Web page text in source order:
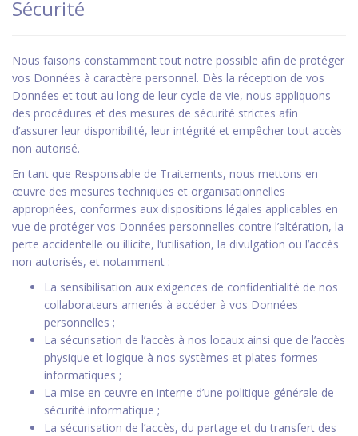
Sécurité
Nous faisons constamment tout notre possible afin de protéger
vos Données à caractère personnel. Dès la réception de vos
Données et tout au long de leur cycle de vie, nous appliquons
des procédures et des mesures de sécurité strictes afin
d’assurer leur disponibilité, leur intégrité et empêcher tout accès
non autorisé.
En tant que Responsable de Traitements, nous mettons en
œuvre des mesures techniques et organisationnelles
appropriées, conformes aux dispositions légales applicables en
vue de protéger vos Données personnelles contre l’altération, la
perte accidentelle ou illicite, l’utilisation, la divulgation ou l’accès
non autorisés, et notamment :
La sensibilisation aux exigences de confidentialité de nos
collaborateurs amenés à accéder à vos Données
personnelles ;
La sécurisation de l’accès à nos locaux ainsi que de l’accès
physique et logique à nos systèmes et plates-formes
informatiques ;
La mise en œuvre en interne d’une politique générale de
sécurité informatique ;
La sécurisation de l’accès, du partage et du transfert des